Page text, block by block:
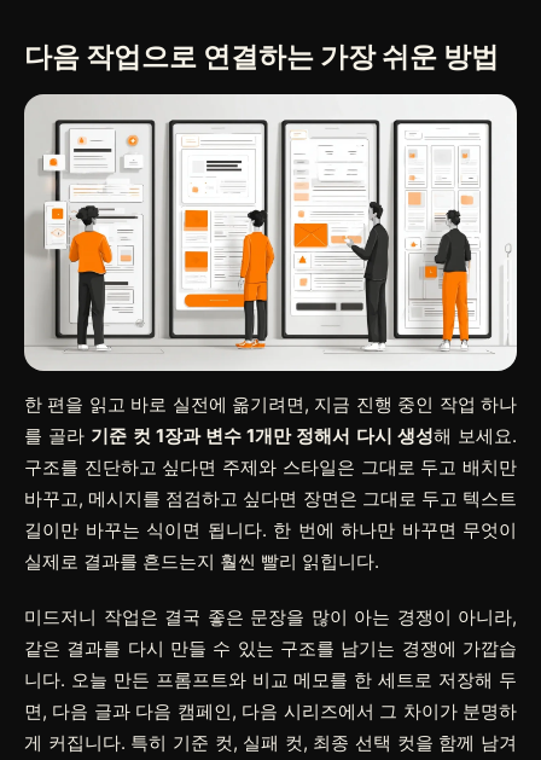
다음 작업으로 연결하는 가장 쉬운 방법
한 편을 읽고 바로 실전에 옮기려면, 지금 진행 중인 작업 하나
를 골라 기준 컷 1장과 변수 1개만 정해서 다시 생성해 보세요.
구조를 진단하고 싶다면 주제와 스타일은 그대로 두고 배치만
바꾸고, 메시지를 점검하고 싶다면 장면은 그대로 두고 텍스트
길이만 바꾸는 식이면 됩니다. 한 번에 하나만 바꾸면 무엇이
실제로 결과를 흔드는지 훨씬 빨리 읽힙니다.
미드저니 작업은 결국 좋은 문장을 많이 아는 경쟁이 아니라,
같은 결과를 다시 만들 수 있는 구조를 남기는 경쟁에 가깝습
니다. 오늘 만든 프롬프트와 비교 메모를 한 세트로 저장해 두
면, 다음 글과 다음 캠페인, 다음 시리즈에서 그 차이가 분명하
게 커집니다. 특히 기준 컷, 실패 컷, 최종 선택 컷을 함께 남겨